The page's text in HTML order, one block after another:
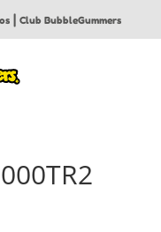
|Club BubbleGummers